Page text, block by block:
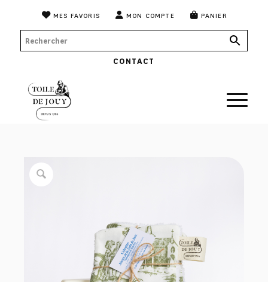
MES FAVORIS MON COMPTE PANIER
CONTACT